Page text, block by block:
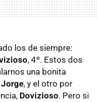
los de siempre:
, 4º. Estos dos
una bonita
Jorge, y el otro por
Dovizioso. Pero si